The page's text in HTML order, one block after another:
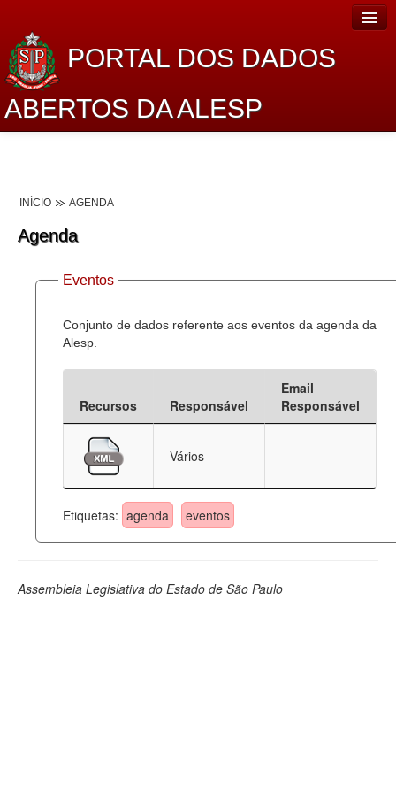
PORTAL DOS DADOS
ABERTOS DA ALESP
Lei de Acesso à Informação
Dados Governamentais Abertos
Planejamento
Catálogo de dados
Deputados Estaduais
Administração
Legislação
INÍCIO AGENDA
Agenda
Eventos
Conjunto de dados referente aos eventos da agenda da
Alesp.
Recursos Responsável
Email
Responsável
Vários
Etiquetas: agenda eventos
Assembleia Legislativa do Estado de São Paulo